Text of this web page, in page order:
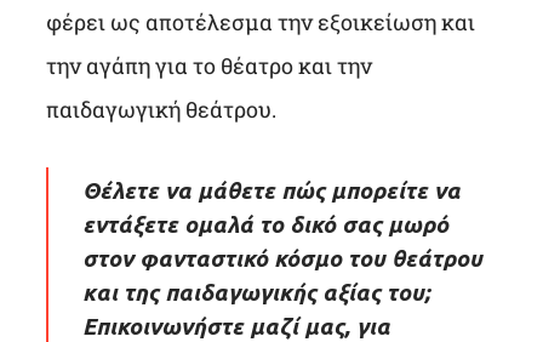
φέρει ως αποτέλεσμα την εξοικείωση και
την αγάπη για το θέατρο και την
παιδαγωγική θεάτρου.
Θέλετε να μάθετε πώς μπορείτε να
εντάξετε ομαλά το δικό σας μωρό
στον φανταστικό κόσμο του θεάτρου
και της παιδαγωγικής αξίας του;
Επικοινωνήστε μαζί μας, για